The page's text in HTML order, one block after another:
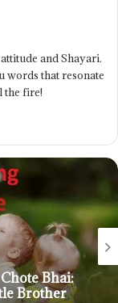
and Shayari.
words that resonate
the fire!
Bhai:
Brother